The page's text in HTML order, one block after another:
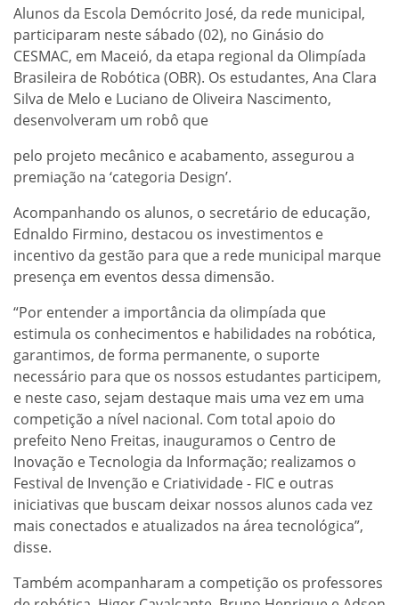
Alunos da Escola Demócrito José, da rede municipal,
participaram neste sábado (02), no Ginásio do
CESMAC, em Maceió, da etapa regional da Olimpíada
Brasileira de Robótica (OBR). Os estudantes, Ana Clara
Silva de Melo e Luciano de Oliveira Nascimento,
desenvolveram um robô que
pelo projeto mecânico e acabamento, assegurou a
premiação na ‘categoria Design’.
Acompanhando os alunos, o secretário de educação,
Ednaldo Firmino, destacou os investimentos e
incentivo da gestão para que a rede municipal marque
presença em eventos dessa dimensão.
“Por entender a importância da olimpíada que
estimula os conhecimentos e habilidades na robótica,
garantimos, de forma permanente, o suporte
necessário para que os nossos estudantes participem,
e neste caso, sejam destaque mais uma vez em uma
competição a nível nacional. Com total apoio do
prefeito Neno Freitas, inauguramos o Centro de
Inovação e Tecnologia da Informação; realizamos o
Festival de Invenção e Criatividade - FIC e outras
iniciativas que buscam deixar nossos alunos cada vez
mais conectados e atualizados na área tecnológica”,
disse.
Também acompanharam a competição os professores